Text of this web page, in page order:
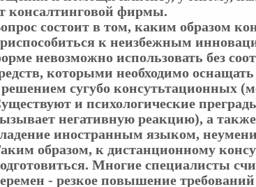
консалтинговой фирмы.
состоит в том, каким образом
к неизбежным
невозможно использовать без
которыми необходимо
решением сугубо консутьтационных
и психологические
негативную реакцию), а также
иностранным языком,
образом, к дистанционному
Многие специалисты
- резкое повышение